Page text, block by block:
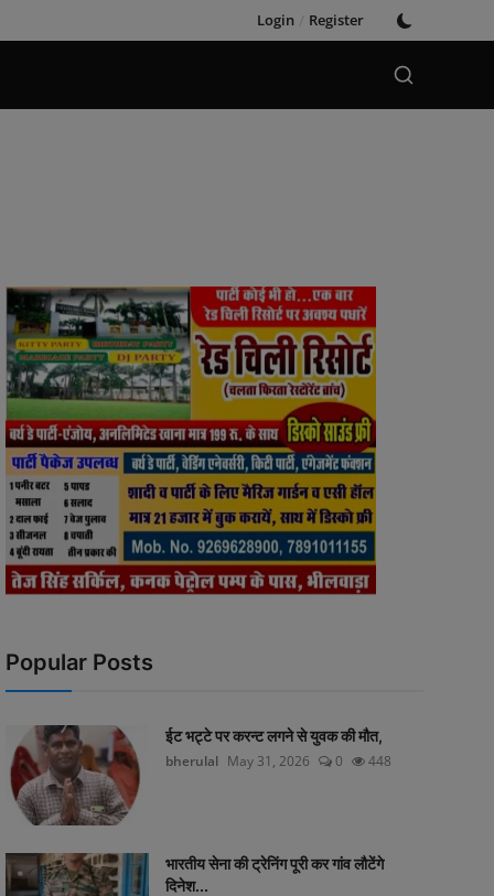
Login / Register
Popular Posts
ईट भट्टे पर करन्ट लगने से युवक की मौत,
bherulal May 31, 2026 0 448
भारतीय सेना की ट्रेनिंग पूरी कर गांव लौटेंगे
दिनेश...